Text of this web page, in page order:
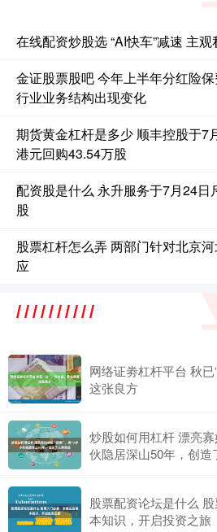
在线配资炒股选 “AI快车”减速 主观
金证股票股吧 今年上半年分红险
行业业务结构出现变化
期货黄金杠杆是多少 顺丰控股于7
港元回购43.54万股
配资股是什么 永升服务于7月24日
股
股票杠杆怎么弄 两部门针对北京
应
网络证劵杠杆平台 秋
这张良方
炒股如何用杠杆 漂亮
伙隐居深山50年，创造
股票配资论坛是什么
本知识，开启投资之旅